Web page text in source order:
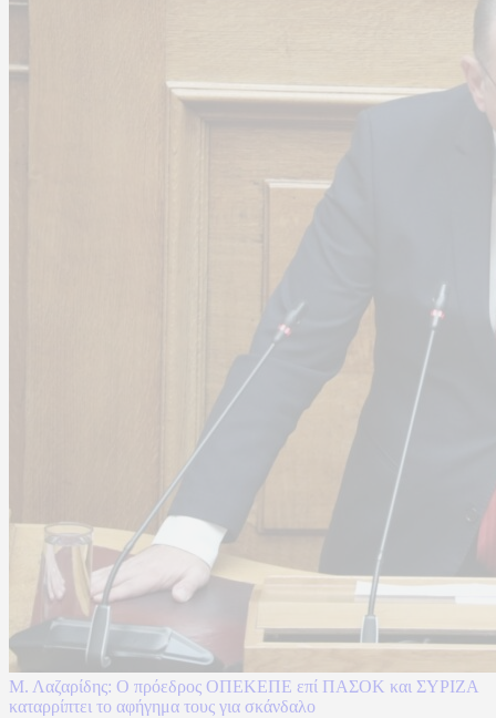
Μ. Λαζαρίδης: Ο πρόεδρος ΟΠΕΚΕΠΕ επί ΠΑΣΟΚ και ΣΥΡΙΖΑ
καταρρίπτει το αφήγημα τους για σκάνδαλο